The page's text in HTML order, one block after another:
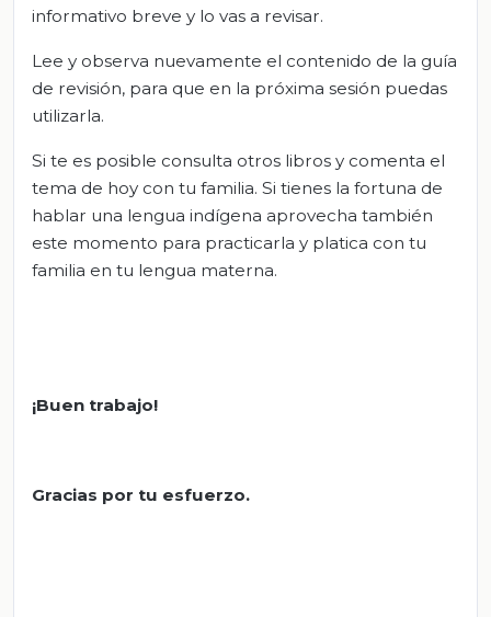
informativo breve y lo vas a revisar.
Lee y observa nuevamente el contenido de la guía
de revisión, para que en la próxima sesión puedas
utilizarla.
Si te es posible consulta otros libros y comenta el
tema de hoy con tu familia. Si tienes la fortuna de
hablar una lengua indígena aprovecha también
este momento para practicarla y platica con tu
familia en tu lengua materna.
¡Buen trabajo!
Gracias por tu esfuerzo.